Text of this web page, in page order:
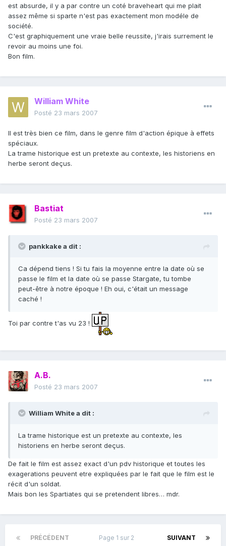
est absurde, il y a par contre un coté braveheart qui me plait
assez même si sparte n'est pas exactement mon modéle de
société.
C'est graphiquement une vraie belle reussite, j'irais surrement le
revoir au moins une foi.
Bon film.
William White
Posté 23 mars 2007
Il est très bien ce film, dans le genre film d'action épique à effets
spéciaux.
La trame historique est un pretexte au contexte, les historiens en
herbe seront deçus.
Bastiat
Posté 23 mars 2007
pankkake a dit :
Ca dépend tiens ! Si tu fais la moyenne entre la date où se
passe le film et la date où se passe Stargate, tu tombe
peut-être à notre époque ! Eh oui, c'était un message
caché !
Toi par contre t'as vu 23 !
A.B.
Posté 23 mars 2007
William White a dit :
La trame historique est un pretexte au contexte, les
historiens en herbe seront deçus.
De fait le film est assez exact d'un pdv historique et toutes les
exagerations peuvent etre expliquées par le fait que le film est le
récit d'un soldat.
Mais bon les Spartiates qui se pretendent libres… mdr.
PRÉCÉDENT SUIVANT
Page 1 sur 2